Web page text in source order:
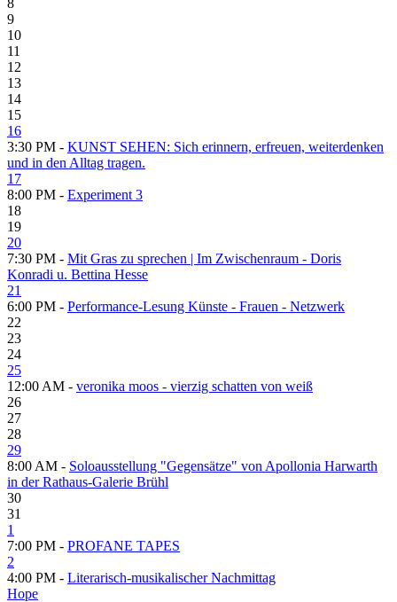
9
10
11
12
13
14
15
16
3:30 PM - KUNST SEHEN: Sich erinnern, erfreuen, weiterdenken
und in den Alltag tragen.
17
8:00 PM - Experiment 3
18
19
20
7:30 PM - Mit Gras zu sprechen | Im Zwischenraum - Doris
Konradi u. Bettina Hesse
21
6:00 PM - Performance-Lesung Künste - Frauen - Netzwerk
22
23
24
25
12:00 AM - veronika moos - vierzig schatten von weiß
26
27
28
29
8:00 AM - Soloausstellung "Gegensätze" von Apollonia Harwarth
in der Rathaus-Galerie Brühl
30
31
1
7:00 PM - PROFANE TAPES
2
4:00 PM - Literarisch-musikalischer Nachmittag
Hope